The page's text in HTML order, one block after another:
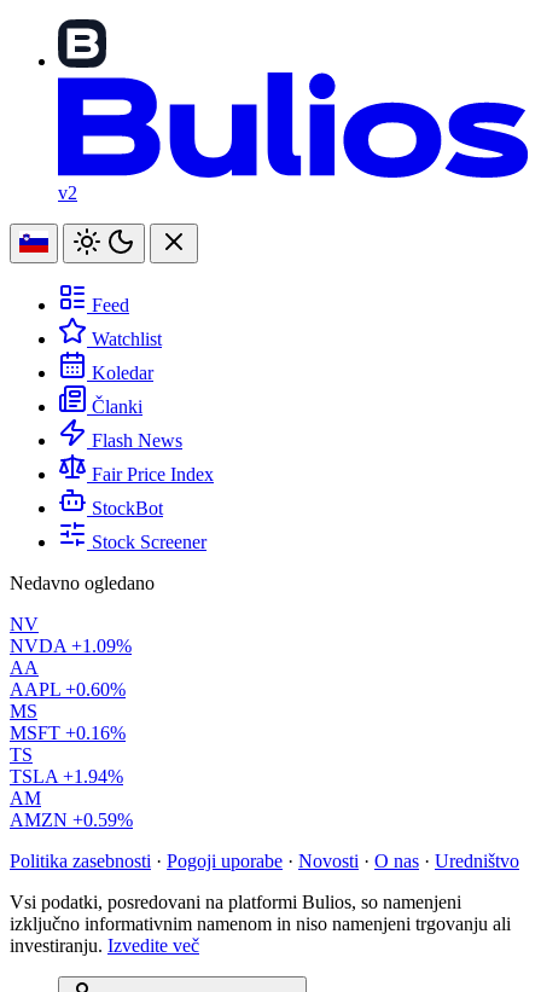
v2
Feed
Watchlist
Koledar
Članki
Flash News
Fair Price Index
StockBot
Stock Screener
Nedavno ogledano
NV
NVDA +1.09%
AA
AAPL +0.60%
MS
MSFT +0.16%
TS
TSLA +1.94%
AM
AMZN +0.59%
Politika zasebnosti · Pogoji uporabe · Novosti · O nas · Uredništvo
Vsi podatki, posredovani na platformi Bulios, so namenjeni
izključno informativnim namenom in niso namenjeni trgovanju ali
investiranju. Izvedite več